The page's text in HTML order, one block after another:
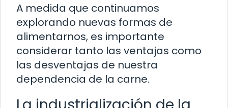
A medida que continuamos
explorando nuevas formas de
alimentarnos, es importante
considerar tanto las ventajas como
las desventajas de nuestra
dependencia de la carne.